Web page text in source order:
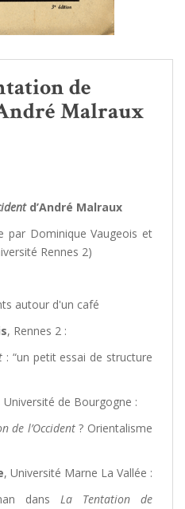
de
Malraux
d’André Malraux
par Dominique Vaugeois et
Rennes 2)
autour d'un café
, Rennes 2 :
: “un petit essai de structure
Université de Bourgogne :
de l’Occident? Orientalisme
, Université Marne La Vallée :
dans La Tentation de